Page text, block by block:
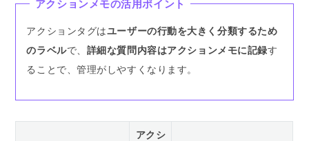
アクションメモの活用ポイント
アクションタグはユーザーの行動を大きく分類するため
のラベルで、 詳細な質問内容はアクションメモに記録す
ることで、管理がしやすくなります。
アクシ